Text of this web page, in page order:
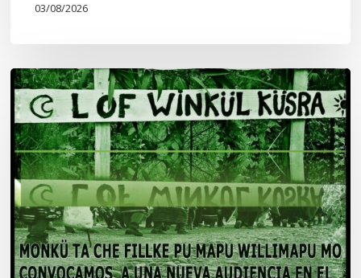
03/08/2026
Lof
Winkül
Küsra
convoca
a
apoyar
audiencia
en